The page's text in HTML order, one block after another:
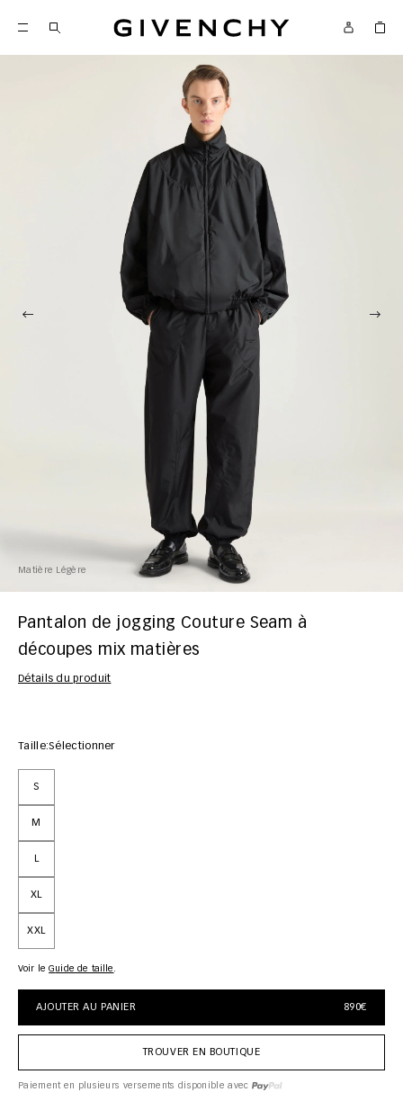
Givenchy
Matière Légère
Pantalon de jogging Couture Seam à
découpes mix matières
Détails du produit
Taille:Sélectionner
S
M
XL
XXL
Voir le guide de taille
AJOUTER AU PANIER 890€
TROUVER EN BOUTIQUE
Paiement en plusieurs versements disponible avec